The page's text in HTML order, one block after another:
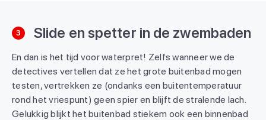
3 Slide en spetter in de zwembaden
En dan is het tijd voor waterpret! Zelfs wanneer we de
detectives vertellen dat ze het grote buitenbad mogen
testen, vertrekken ze (ondanks een buitentemperatuur
rond het vriespunt) geen spier en blijft de stralende lach.
Gelukkig blijkt het buitenbad stiekem ook een binnenbad